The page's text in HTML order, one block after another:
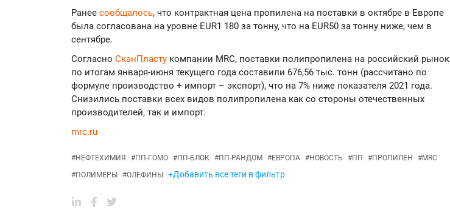
Ранее сообщалось, что контрактная цена пропилена на поставки в октябре в Европе
была согласована на уровне EUR1 180 за тонну, что на EUR50 за тонну ниже, чем в
сентябре.
Согласно СканПласту компании MRC, поставки полипропилена на российский рынок
по итогам января-июня текущего года составили 676,56 тыс. тонн (рассчитано по
формуле производство + импорт – экспорт), что на 7% ниже показателя 2021 года.
Снизились поставки всех видов полипропилена как со стороны отечественных
производителей, так и импорт.
mrc.ru
#НЕФТЕХИМИЯ #ПП-ГОМО #ПП-БЛОК #ПП-РАНДОМ #ЕВРОПА #НОВОСТЬ #ПП #ПРОПИЛЕН #MRC
#ПОЛИМЕРЫ #ОЛЕФИНЫ +Добавить все теги в фильтр